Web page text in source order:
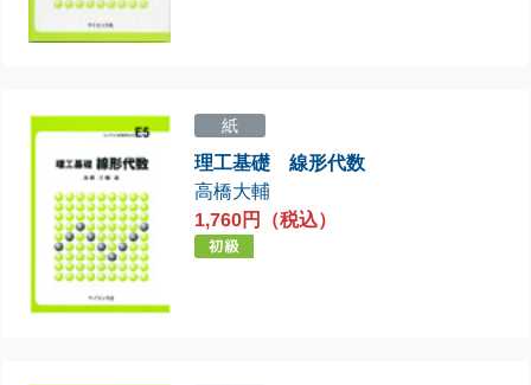
紙
理工基礎 線形代数
高橋大輔
1,760円（税込）